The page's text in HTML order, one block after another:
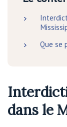
Que se
dans le